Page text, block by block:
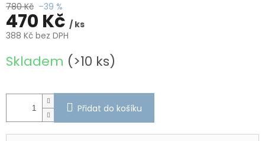
780 Kč –39 %
470 Kč / ks
388 Kč bez DPH
cena:
Skladem (>10 ks)
Přidat do košíku